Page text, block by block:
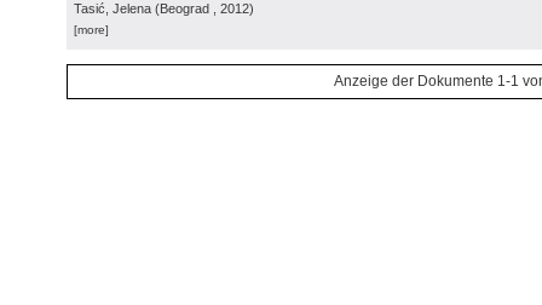
Tasić, Jelena (Beograd , 2012)
[more]
Anzeige der Dokumente 1-1